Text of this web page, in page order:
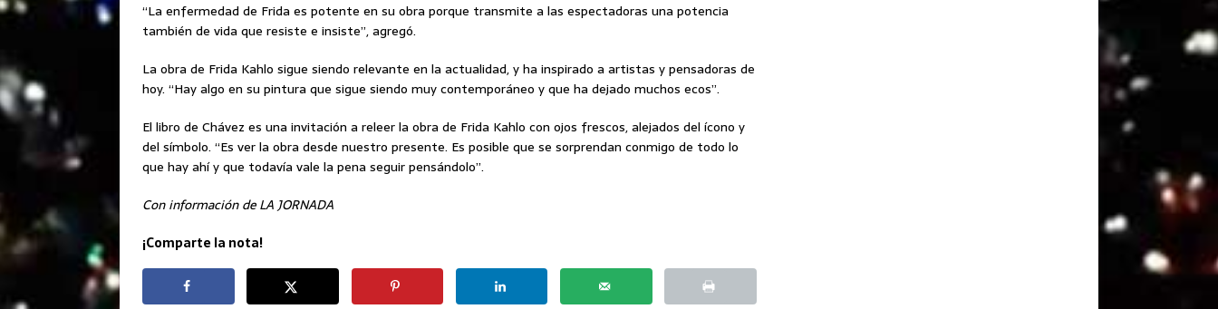
“La enfermedad de Frida es potente en su obra porque transmite a las espectadoras una potencia
también de vida que resiste e insiste”, agregó.
La obra de Frida Kahlo sigue siendo relevante en la actualidad, y ha inspirado a artistas y pensadoras de
hoy. “Hay algo en su pintura que sigue siendo muy contemporáneo y que ha dejado muchos ecos”.
El libro de Chávez es una invitación a releer la obra de Frida Kahlo con ojos frescos, alejados del ícono y
del símbolo. “Es ver la obra desde nuestro presente. Es posible que se sorprendan conmigo de todo lo
que hay ahí y que todavía vale la pena seguir pensándolo”.
Con información de LA JORNADA
¡Comparte la nota!